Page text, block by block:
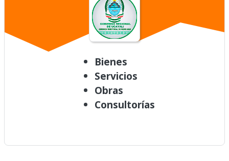
Bienes
Servicios
Obras
Consultorías